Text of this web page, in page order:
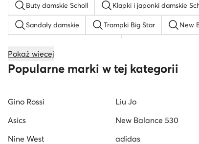
Buty damskie Scholl Klapki i japonki damskie
Sandały damskie Trampki Big Star New
Białe sneakersy damskie Sneakersy na platformie
Czarne sneakersy damskie Czółenka na szpilce
Pokaż więcej
Popularne marki w tej kategorii
Gino Rossi Liu Jo
Asics
New Balance 530
Nine West
adidas